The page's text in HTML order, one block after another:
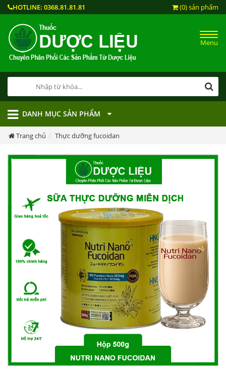
HOTLINE: 0368.81.81.81 (0) sản phẩm
Menu
DANH MỤC SẢN PHẨM
Trang chủ Thực dưỡng fucoidan